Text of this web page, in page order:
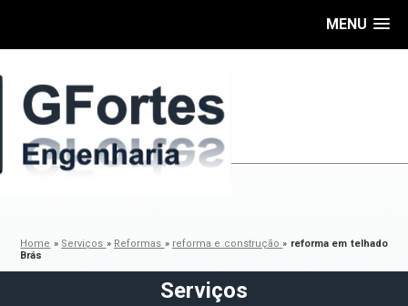
MENU
Home » Serviços » Reformas » reforma e construção» reforma em telhado
Brás
Serviços